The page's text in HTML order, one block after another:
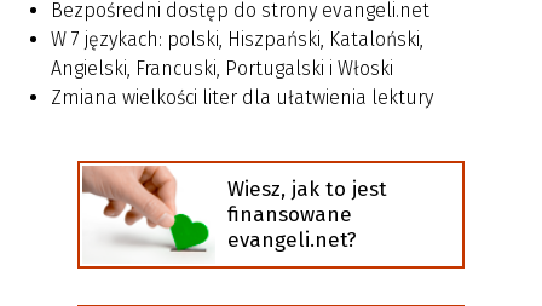
Bezpośredni dostęp do strony evangeli.net
W 7 językach: polski, Hiszpański, Kataloński,
Angielski, Francuski, Portugalski i Włoski
Zmiana wielkości liter dla ułatwienia lektury
Wiesz, jak to jest
finansowane
evangeli.net?